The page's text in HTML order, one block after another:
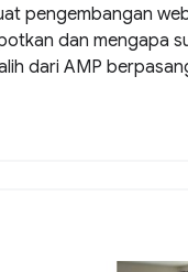
pengembangan
dan mengapa
dari AMP